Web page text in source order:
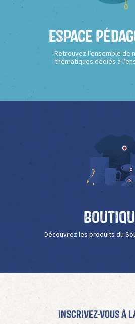
Espace
Retrouvez l’ensemble de
thématiques dédiés à
Découvrez les produits du
Inscrivez-vous à